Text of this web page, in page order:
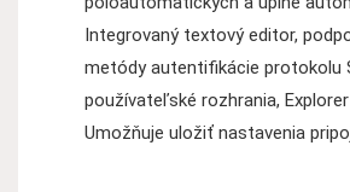
Integrovaný textový editor,
metódy autentifikácie protokolu
používateľské rozhrania,
Umožňuje uložiť nastavenia